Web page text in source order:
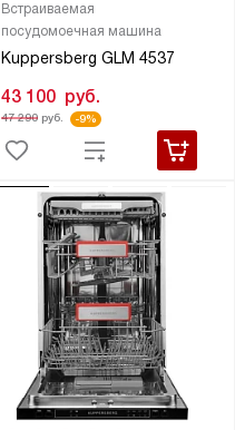
Встраиваемая
посудомоечная машина
Kuppersberg GLM 4537
43 100 руб.
47 290руб. -9%